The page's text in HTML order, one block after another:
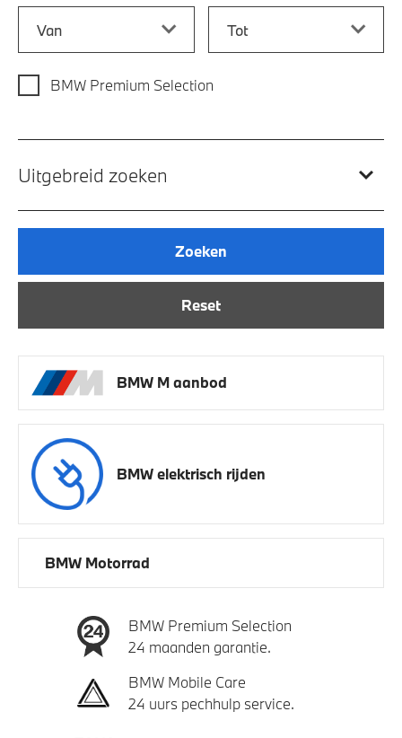
BMW Premium Selection
Uitgebreid zoeken
Reset
Zoeken
BMW M aanbod
BMW elektrisch rijden
BMW Motorrad
BMW Premium Selection
24 maanden garantie.
BMW Mobile Care
24 uurs pechhulp service.